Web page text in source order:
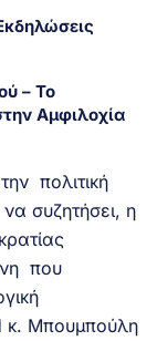
– Το
Αμφιλοχία
πολιτική
συζητήσει, η
που
κ. Μπουμπούλη